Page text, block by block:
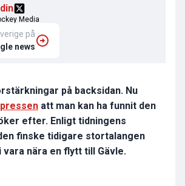
Media
på
news
på backsidan. Nu
att man kan ha funnit den
efter. Enligt tidningens
finske tidigare stortalangen
vara nära en flytt till Gävle.